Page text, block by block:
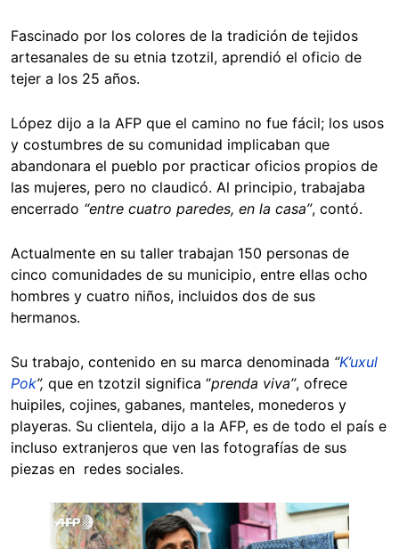
Fascinado por los colores de la tradición de tejidos
artesanales de su etnia tzotzil, aprendió el oficio de
tejer a los 25 años.
López dijo a la AFP que el camino no fue fácil; los usos
y costumbres de su comunidad implicaban que
abandonara el pueblo por practicar oficios propios de
las mujeres, pero no claudicó. Al principio, trabajaba
encerrado “entre cuatro paredes, en la casa”, contó.
Actualmente en su taller trabajan 150 personas de
cinco comunidades de su municipio, entre ellas ocho
hombres y cuatro niños, incluidos dos de sus
hermanos.
Su trabajo, contenido en su marca denominada “K’uxul
Pok”, que en tzotzil significa “prenda viva”, ofrece
huipiles, cojines, gabanes, manteles, monederos y
playeras. Su clientela, dijo a la AFP, es de todo el país e
incluso extranjeros que ven las fotografías de sus
piezas en redes sociales.
Image